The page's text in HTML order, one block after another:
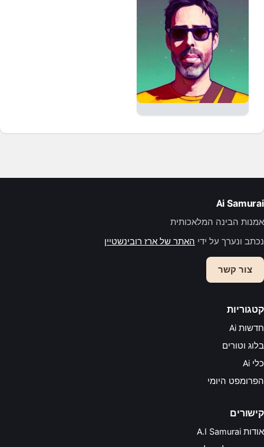
Ai Samurai
אמנות הבינה המלאכותית
נכתב ונערך על ידי האתר של ארז רובינשטיין
צור קשר
קטגוריות
חדשות Ai
בלוג וטורים
כלי Ai
הפרומפט היומי
קישורים
אודות A.I Samurai